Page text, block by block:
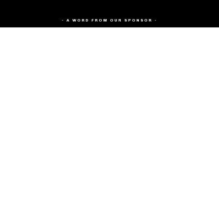
- A WORD FROM OUR SPONSOR -